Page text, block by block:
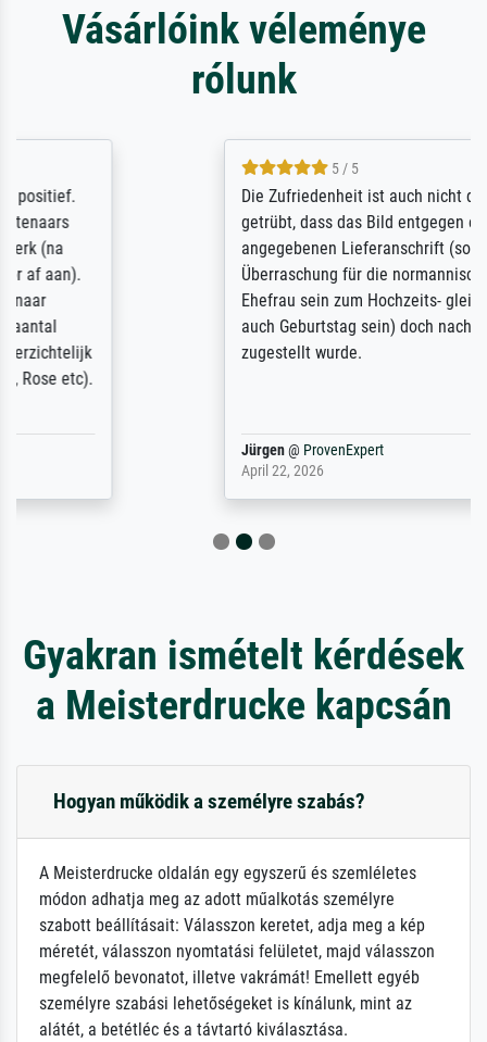
Vásárlóink véleménye
rólunk
Die Zufriedenheit ist auch nicht dadurch
getrübt, dass das Bild entgegen einer
angegebenen Lieferanschrift (sollte eine
Überraschung für die normannische
Ehefrau sein zum Hochzeits- gleichzeitig
auch Geburtstag sein) doch nach zu Hause
zugestellt wurde.
Gyakran ismételt kérdések
a Meisterdrucke kapcsán
Hogyan működik a személyre szabás?
A Meisterdrucke oldalán egy egyszerű és szemléletes
módon adhatja meg az adott műalkotás személyre
szabott beállításait: Válasszon keretet, adja meg a kép
méretét, válasszon nyomtatási felületet, majd válasszon
megfelelő bevonatot, illetve vakrámát! Emellett egyéb
személyre szabási lehetőségeket is kínálunk, mint az
alátét, a betétléc és a távtartó kiválasztása.